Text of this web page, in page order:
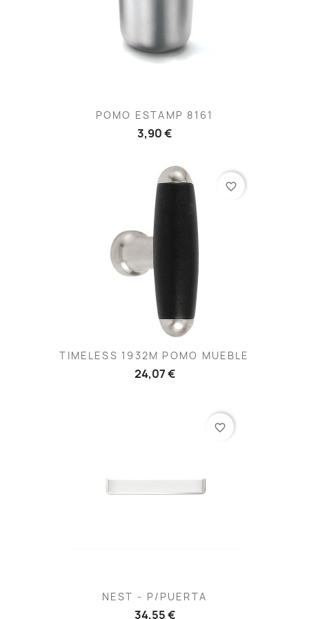
POMO ESTAMP 8161
3,90 €
TIMELESS 1932M POMO MUEBLE
24,07 €
favorite_border
NEST - P/PUERTA
34,55 €
favorite_border